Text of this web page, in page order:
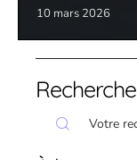
10 mars 2026
Recherche